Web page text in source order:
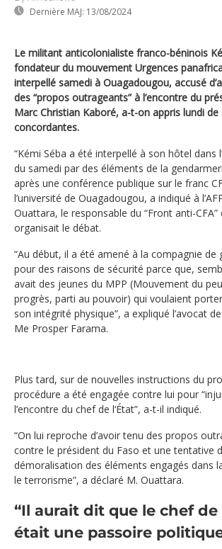
Dernière MAJ: 13/08/2024
Le militant anticolonialiste franco-béninois
fondateur du mouvement Urgences
interpellé samedi à Ouagadougou, accusé
des “propos outrageants” à l’encontre du
Marc Christian Kaboré, a-t-on appris lundi de
concordantes.
“Kémi Séba a été interpellé à son hôtel dans
du samedi par des éléments de la
après une conférence publique sur le franc
l’université de Ouagadougou, a indiqué à
Ouattara, le responsable du “Front anti-CFA”
organisait le débat.
“Au début, il a été amené à la compagnie de
pour des raisons de sécurité parce que,
avait des jeunes du MPP (Mouvement du
progrès, parti au pouvoir) qui voulaient
son intégrité physique”, a expliqué l’avocat
Me Prosper Farama.
Plus tard, sur de nouvelles instructions du
procédure a été engagée contre lui pour
l’encontre du chef de l‘État”, a-t-il indiqué.
“On lui reproche d’avoir tenu des propos
contre le président du Faso et une tentative
démoralisation des éléments engagés dans
le terrorisme”, a déclaré M. Ouattara.
“Il aurait dit que le chef de
était une passoire